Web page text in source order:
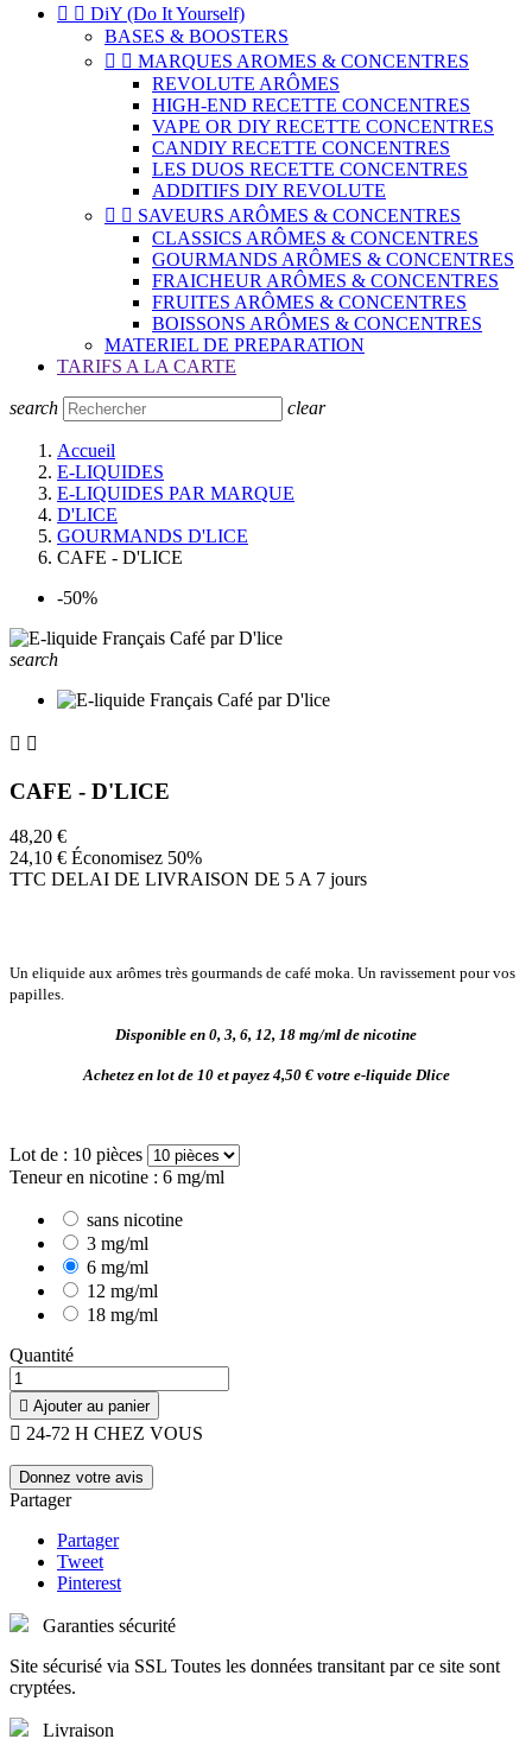
  DiY (Do It Yourself)
BASES & BOOSTERS
  MARQUES AROMES & CONCENTRES
REVOLUTE ARÔMES
HIGH-END RECETTE CONCENTRES
VAPE OR DIY RECETTE CONCENTRES
CANDIY RECETTE CONCENTRES
LES DUOS RECETTE CONCENTRES
ADDITIFS DIY REVOLUTE
  SAVEURS ARÔMES & CONCENTRES
CLASSICS ARÔMES & CONCENTRES
GOURMANDS ARÔMES & CONCENTRES
FRAICHEUR ARÔMES & CONCENTRES
FRUITES ARÔMES & CONCENTRES
BOISSONS ARÔMES & CONCENTRES
MATERIEL DE PREPARATION
TARIFS A LA CARTE
search clear
Accueil
E-LIQUIDES
E-LIQUIDES PAR MARQUE
D'LICE
GOURMANDS D'LICE
CAFE - D'LICE
-50%
search
 
CAFE - D'LICE
48,20 €
24,10 € Économisez 50%
TTC DELAI DE LIVRAISON DE 5 A 7 jours
Un eliquide aux arômes très gourmands de café moka. Un ravissement pour vos
papilles.
Disponible en 0, 3, 6, 12, 18 mg/ml de nicotine
Achetez en lot de 10 et payez 4,50 € votre e-liquide Dlice
Lot de : 10 pièces
Teneur en nicotine : 6 mg/ml
sans nicotine
3 mg/ml
6 mg/ml
12 mg/ml
18 mg/ml
Quantité
 Ajouter au panier
 24-72 H CHEZ VOUS
Donnez votre avis
Partager
Partager
Tweet
Pinterest
Garanties sécurité
Site sécurisé via SSL Toutes les données transitant par ce site sont
cryptées.
Livraison